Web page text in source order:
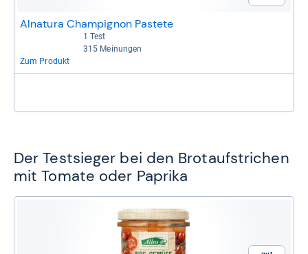
Alnatura Champignon Pastete
3,5 von 5 Sternen
1 Test
4,3 von 5 Sternen
315 Meinungen
Zum Produkt
Der Testsieger bei den Brotaufstrichen
mit Tomate oder Paprika